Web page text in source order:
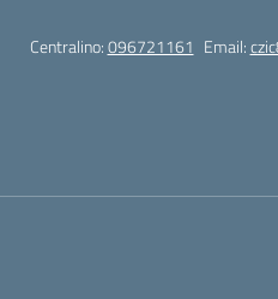
Centralino:096721161 Email: